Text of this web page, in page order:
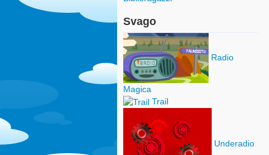
Svago
Radio
Magica
Trail
Underadio